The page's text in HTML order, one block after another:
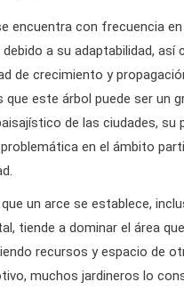
encuentra con frecuencia
a su adaptabilidad, así
de crecimiento y
que este árbol puede ser un
de las ciudades, su
en el ámbito
un arce se establece,
tiende a dominar el área
recursos y espacio de
muchos jardineros lo